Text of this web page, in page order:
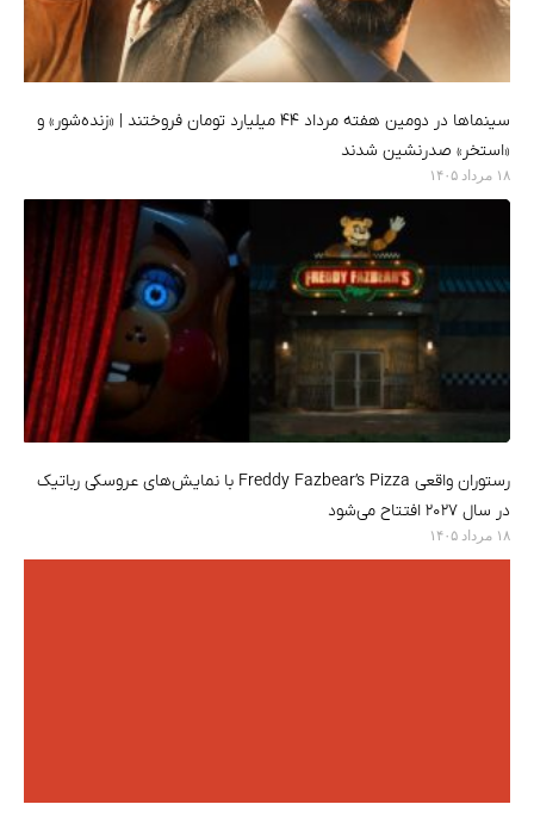
سینماها در دومین هفته‌ مرداد ۴۴ میلیارد تومان فروختند | «زنده‌شور» و
«استخر» صدرنشین شدند
۱۸ مرداد ۱۴۰۵
رستوران واقعی Freddy Fazbear’s Pizza با نمایش‌های عروسکی رباتیک
در سال ۲۰۲۷ افتتاح می‌شود
۱۸ مرداد ۱۴۰۵